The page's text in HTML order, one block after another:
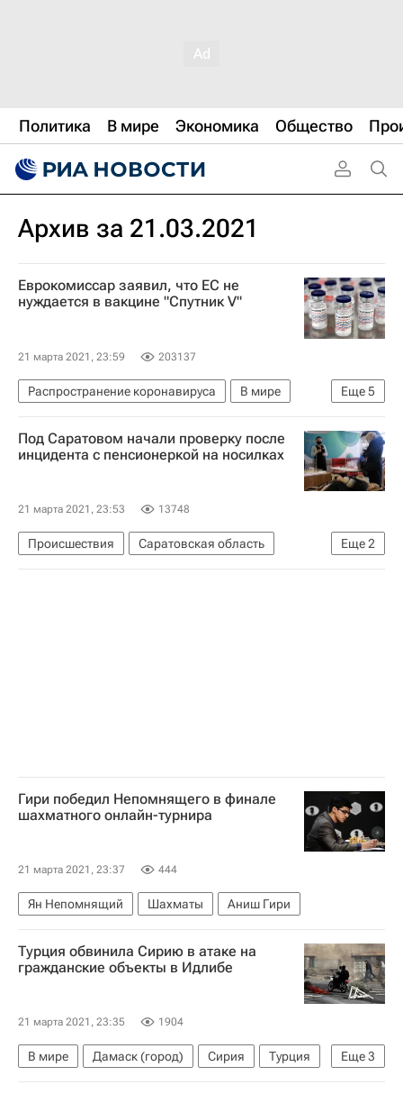
Политика В мире Экономика Общество
Архив за 21.03.2021
Еврокомиссар заявил, что ЕС не
нуждается в вакцине "Спутник V"
21 марта 2021, 23:59 203137
Еще5
Распространение коронавируса
В мире
Европа
Евросоюз
Еврокомиссия
Коронавирус COVID-19
Вакцина "Спутник V"
Под Саратовом начали проверку после
инцидента с пенсионеркой на носилках
21 марта 2021, 23:53 13748
Еще2
Происшествия
Саратовская область
Энгельс
Почта банк
Гири победил Непомнящего в финале
шахматного онлайн-турнира
21 марта 2021, 23:37 444
Ян Непомнящий Шахматы Аниш Гири
Турция обвинила Сирию в атаке на
гражданские объекты в Идлибе
21 марта 2021, 23:35 1904
Еще3
В мире Дамаск (город) Сирия
Турция
Ирак
Исламское государство*